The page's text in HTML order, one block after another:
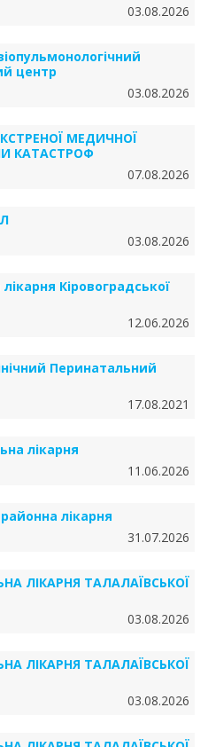
03.08.2026
центр
03.08.2026
МЕДИЧНОЇ
КАТАСТРОФ
07.08.2026
03.08.2026
Кіровоградської
12.06.2026
Перинатальний
17.08.2021
лікарня
11.06.2026
лікарня
31.07.2026
ЛІКАРНЯ ТАЛАЛАЇВСЬКОЇ
03.08.2026
ЛІКАРНЯ ТАЛАЛАЇВСЬКОЇ
03.08.2026